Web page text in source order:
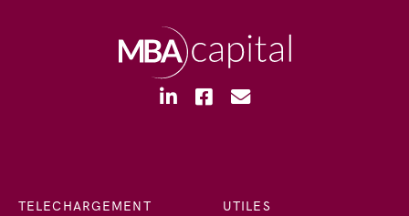
TELECHARGEMENT UTILES